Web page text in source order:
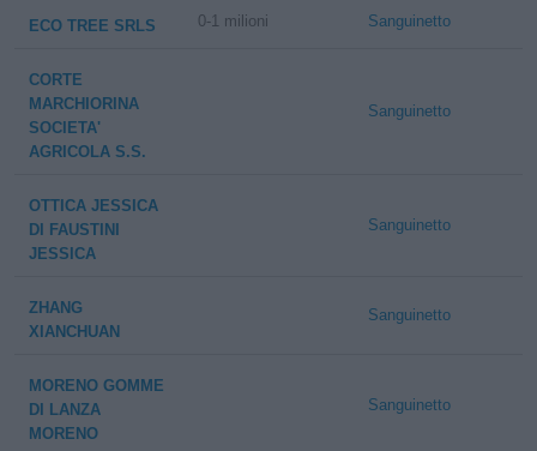
ECO TREE SRLS 0-1 milioni Sanguinetto
CORTE
MARCHIORINA
SOCIETA'
AGRICOLA S.S.
Sanguinetto
OTTICA JESSICA
DI FAUSTINI
JESSICA
Sanguinetto
ZHANG
XIANCHUAN
Sanguinetto
MORENO GOMME
DI LANZA
MORENO
Sanguinetto